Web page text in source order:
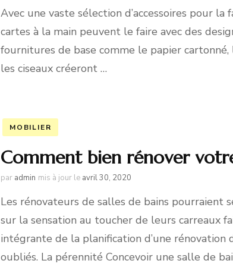
Avec une vaste sélection d’accessoires pour
cartes à la main peuvent le faire avec des
fournitures de base comme le papier
les ciseaux créeront …
MOBILIER
Comment bien rénover
par admin mis à jour le avril 30, 2020
Les rénovateurs de salles de bains pourraient
sur la sensation au toucher de leurs carreaux
intégrante de la planification d’une
oubliés. La pérennité Concevoir une salle de